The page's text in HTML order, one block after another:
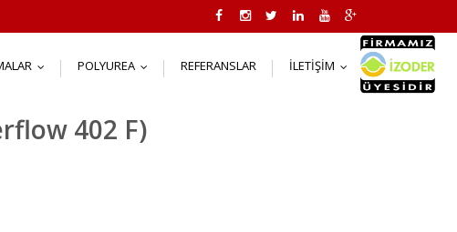
POLYUREA REFERANSLAR İLETIŞIM
402 F)